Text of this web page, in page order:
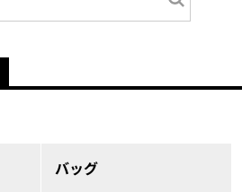
バッグ